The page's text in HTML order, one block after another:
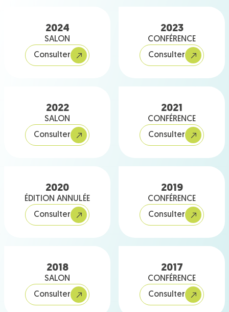
2024
SALON
Consulter
2023
CONFÉRENCE
Consulter
2022
SALON
Consulter
2021
CONFÉRENCE
Consulter
2020
ÉDITION ANNULÉE
Consulter
2019
CONFÉRENCE
Consulter
2018
SALON
Consulter
2017
CONFÉRENCE
Consulter